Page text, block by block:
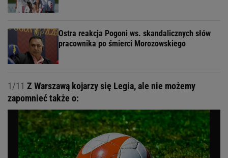
Ostra reakcja Pogoni ws. skandalicznych słów
pracownika po śmierci Morozowskiego
1/11 Z Warszawą kojarzy się Legia, ale nie możemy
zapomnieć także o: